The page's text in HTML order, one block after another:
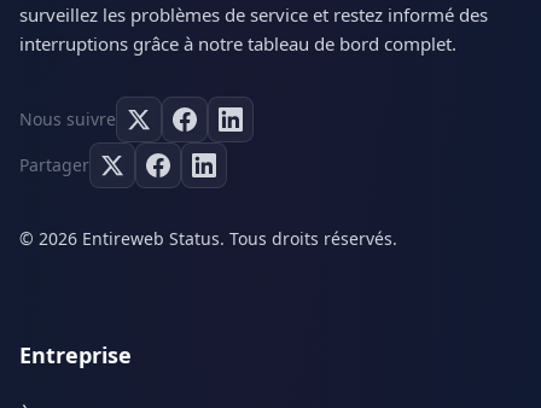
surveillez les problèmes de service et restez informé des
interruptions grâce à notre tableau de bord complet.
Nous suivre
Partager
© 2026 Entireweb Status. Tous droits réservés.
Entreprise